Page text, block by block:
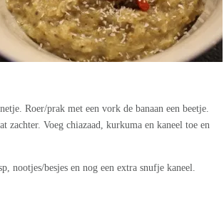
Roer/prak met een vork de banaan een beetje.
zachter. Voeg chiazaad, kurkuma en kaneel toe en
nootjes/besjes en nog een extra snufje kaneel.